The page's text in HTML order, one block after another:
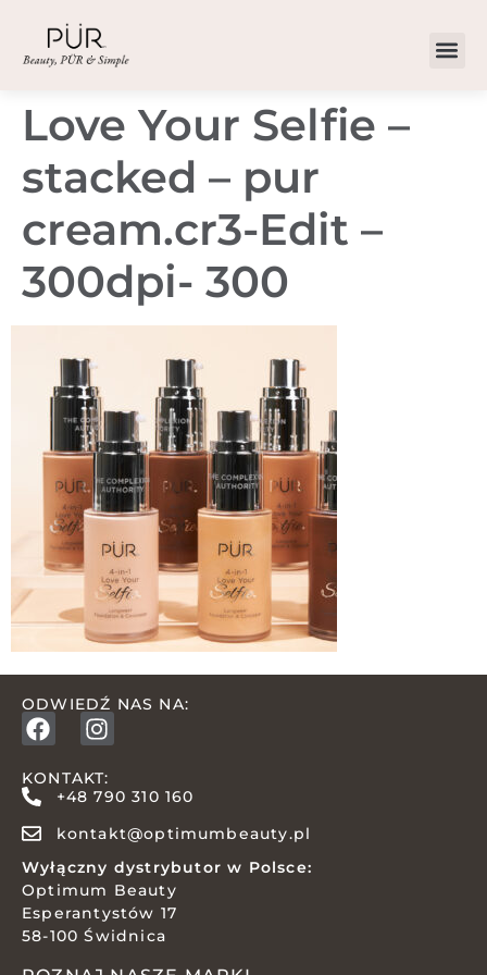
Love Your Selfie –
stacked – pur
cream.cr3-Edit –
300dpi- 300
ODWIEDŹ NAS NA:
KONTAKT:
+48 790 310 160
kontakt@optimumbeauty.pl
Wyłączny dystrybutor w Polsce:
Optimum Beauty
Esperantystów 17
58-100 Świdnica